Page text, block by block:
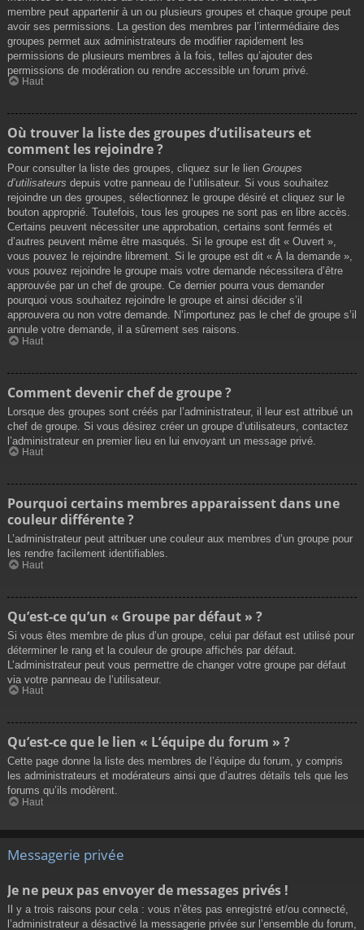
membre peut appartenir à un ou plusieurs groupes et chaque groupe peut
avoir ses permissions. La gestion des membres par l’intermédiaire des
groupes permet aux administrateurs de modifier rapidement les
permissions de plusieurs membres à la fois, telles qu’ajouter des
permissions de modération ou rendre accessible un forum privé.
Haut
Où trouver la liste des groupes d’utilisateurs et
comment les rejoindre ?
Pour consulter la liste des groupes, cliquez sur le lien Groupes
d’utilisateurs depuis votre panneau de l’utilisateur. Si vous souhaitez
rejoindre un des groupes, sélectionnez le groupe désiré et cliquez sur le
bouton approprié. Toutefois, tous les groupes ne sont pas en libre accès.
Certains peuvent nécessiter une approbation, certains sont fermés et
d’autres peuvent même être masqués. Si le groupe est dit « Ouvert »,
vous pouvez le rejoindre librement. Si le groupe est dit « À la demande »,
vous pouvez rejoindre le groupe mais votre demande nécessitera d’être
approuvée par un chef de groupe. Ce dernier pourra vous demander
pourquoi vous souhaitez rejoindre le groupe et ainsi décider s’il
approuvera ou non votre demande. N’importunez pas le chef de groupe s’il
annule votre demande, il a sûrement ses raisons.
Haut
Comment devenir chef de groupe ?
Lorsque des groupes sont créés par l’administrateur, il leur est attribué un
chef de groupe. Si vous désirez créer un groupe d’utilisateurs, contactez
l’administrateur en premier lieu en lui envoyant un message privé.
Haut
Pourquoi certains membres apparaissent dans une
couleur différente ?
L’administrateur peut attribuer une couleur aux membres d’un groupe pour
les rendre facilement identifiables.
Haut
Qu’est-ce qu’un « Groupe par défaut » ?
Si vous êtes membre de plus d’un groupe, celui par défaut est utilisé pour
déterminer le rang et la couleur de groupe affichés par défaut.
L’administrateur peut vous permettre de changer votre groupe par défaut
via votre panneau de l’utilisateur.
Haut
Qu’est-ce que le lien « L’équipe du forum » ?
Cette page donne la liste des membres de l’équipe du forum, y compris
les administrateurs et modérateurs ainsi que d’autres détails tels que les
forums qu’ils modèrent.
Haut
Messagerie privée
Je ne peux pas envoyer de messages privés !
Il y a trois raisons pour cela : vous n’êtes pas enregistré et/ou connecté,
l’administrateur a désactivé la messagerie privée sur l’ensemble du forum,